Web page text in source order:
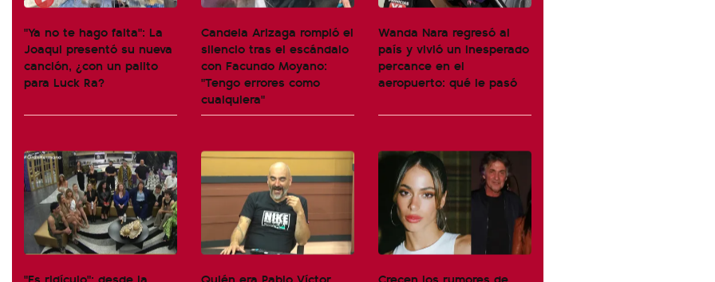
"Ya no te hago falta": La
Joaqui presentó su nueva
canción, ¿con un palito
para Luck Ra?
Candela Arizaga rompió el
silencio tras el escándalo
con Facundo Moyano:
"Tengo errores como
cualquiera"
Wanda Nara regresó al
país y vivió un inesperado
percance en el
aeropuerto: qué le pasó